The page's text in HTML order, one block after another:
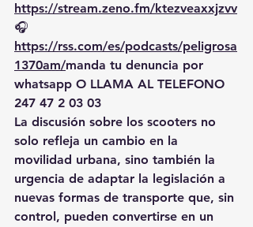
https://stream.zeno.fm/ktezveaxxjzvv
🎧
https://rss.com/es/podcasts/peligrosa
1370am/manda tu denuncia por
whatsapp O LLAMA AL TELEFONO
247 47 2 03 03
La discusión sobre los scooters no
solo refleja un cambio en la
movilidad urbana, sino también la
urgencia de adaptar la legislación a
nuevas formas de transporte que, sin
control, pueden convertirse en un